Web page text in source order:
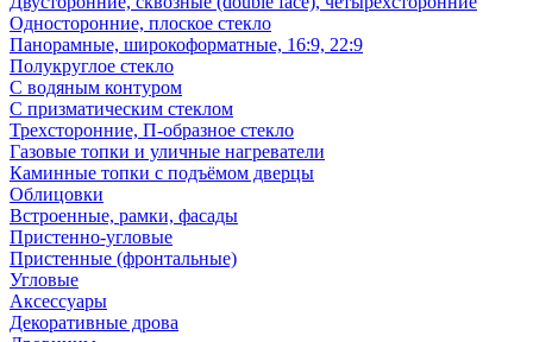
Односторонние, плоское стекло
Панорамные, широкоформатные, 16:9, 22:9
Полукруглое стекло
С водяным контуром
С призматическим стеклом
Трехсторонние, П-образное стекло
Газовые топки и уличные нагреватели
Каминные топки с подъёмом дверцы
Облицовки
Встроенные, рамки, фасады
Пристенно-угловые
Пристенные (фронтальные)
Угловые
Аксессуары
Декоративные дрова